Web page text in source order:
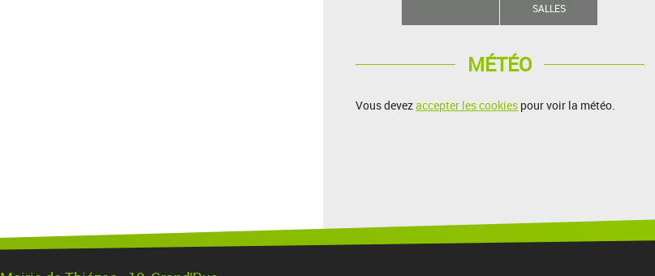
SALLES
MÉTÉO
Vous devezaccepter les cookies pour voir la météo.